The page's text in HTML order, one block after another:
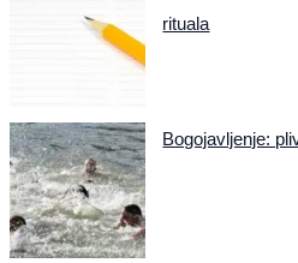
rituala
Bogojavljenje: